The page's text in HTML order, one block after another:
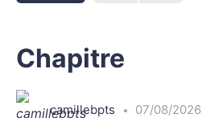
Chapitre
camillebpts 07/08/2026